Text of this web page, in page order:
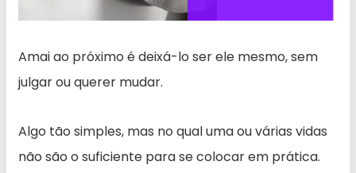
Amai ao próximo é deixá-lo ser ele mesmo, sem
julgar ou querer mudar.
Algo tão simples, mas no qual uma ou várias vidas
não são o suficiente para se colocar em prática.